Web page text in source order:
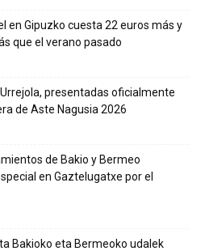
en Gipuzko cuesta 22 euros más y
que el verano pasado
presentadas oficialmente
de Aste Nagusia 2026
de Bakio y Bermeo
en Gaztelugatxe por el
Bakioko eta Bermeoko udalek